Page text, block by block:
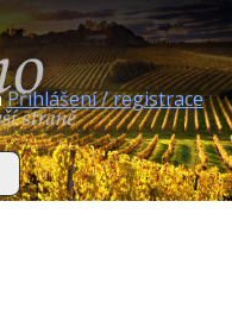
Přihlášení / registrace